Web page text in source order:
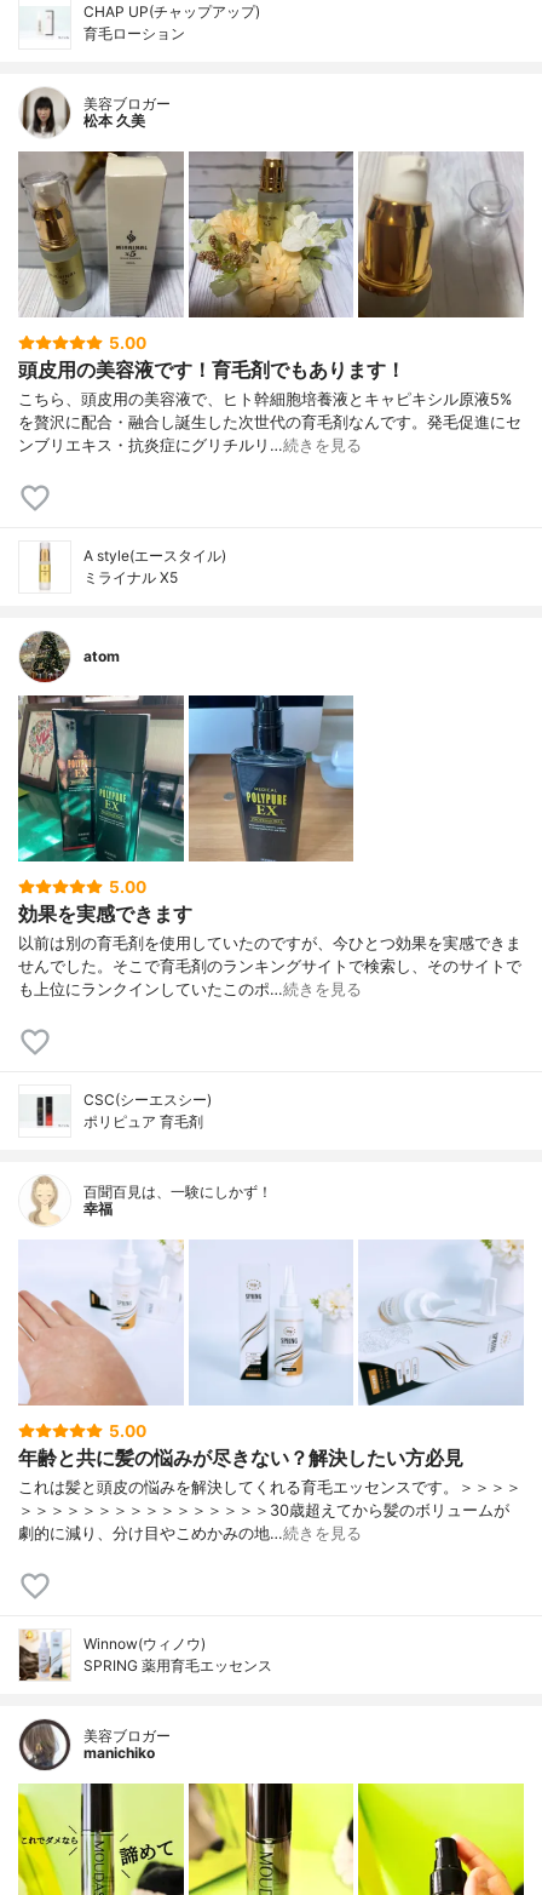
CHAP UP(チャップアップ)
育毛ローション
美容ブロガー
松本 久美
5.00
頭皮用の美容液です！育毛剤でもあります！
こちら、頭皮用の美容液で、ヒト幹細胞培養液とキャピキシル原液5%
を贅沢に配合・融合し誕生した次世代の育毛剤なんです。発毛促進にセ
ンブリエキス・抗炎症にグリチルリ…続きを見る
A style(エースタイル)
ミライナル X5
atom
5.00
効果を実感できます
以前は別の育毛剤を使用していたのですが、今ひとつ効果を実感できま
せんでした。そこで育毛剤のランキングサイトで検索し、そのサイトで
も上位にランクインしていたこのポ…続きを見る
CSC(シーエスシー)
ポリピュア 育毛剤
百聞百見は、一験にしかず！
幸福
5.00
年齢と共に髪の悩みが尽きない？解決したい方必見
これは髪と頭皮の悩みを解決してくれる育毛エッセンスです。＞＞＞＞
＞＞＞＞＞＞＞＞＞＞＞＞＞＞＞＞30歳超えてから髪のボリュームが
劇的に減り、分け目やこめかみの地…続きを見る
Winnow(ウィノウ)
SPRING 薬用育毛エッセンス
美容ブロガー
manichiko